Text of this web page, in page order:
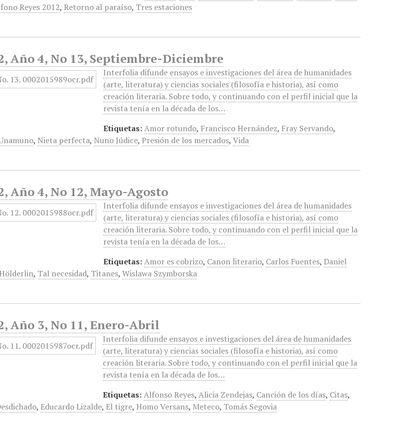
Reyes 2012, Retorno al paraíso, Tres estaciones
Año 4, No 13, Septiembre-Diciembre
Interfolia difunde ensayos e investigaciones del área de humanidades
(arte, literatura) y ciencias sociales (filosofía e historia), así como
creación literaria. Sobre todo, y continuando con el perfil inicial que la
revista tenía en la década de los…
Etiquetas:Amor rotundo, Francisco Hernández, Fray Servando,
, Nieta perfecta, Nuno Júdice, Presión de los mercados,Vida
Año 4, No 12, Mayo-Agosto
Interfolia difunde ensayos e investigaciones del área de humanidades
(arte, literatura) y ciencias sociales (filosofía e historia), así como
creación literaria. Sobre todo, y continuando con el perfil inicial que la
revista tenía en la década de los…
Etiquetas:Amor es cobrizo, Canon literario, Carlos Fuentes, Daniel
Hölderlin, Tal necesidad, Titanes,Wislawa Szymborska
Año 3, No 11, Enero-Abril
Interfolia difunde ensayos e investigaciones del área de humanidades
(arte, literatura) y ciencias sociales (filosofía e historia), así como
creación literaria. Sobre todo, y continuando con el perfil inicial que la
revista tenía en la década de los…
Etiquetas:Alfonso Reyes,Alicia Zendejas, Canción de los días, Citas,
, Educardo Lizalde, El tigre, Homo Versans, Meteco, Tomás Segovia